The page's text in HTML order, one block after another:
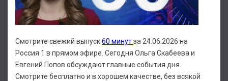
Смотрите свежий выпуск60 минутза 24.06.2026 на
Россия 1 в прямом эфире. Сегодня Ольга Скабеева и
Евгений Попов обсуждают главные события дня.
Смотрите бесплатно и в хорошем качестве, без всякой